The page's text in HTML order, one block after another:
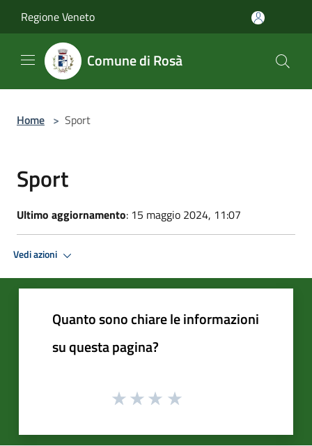
Regione Veneto
Comune di Rosà
Home > Sport
Sport
Ultimo aggiornamento: 15 maggio 2024, 11:07
Vedi azioni
Quanto sono chiare le informazioni
su questa pagina?